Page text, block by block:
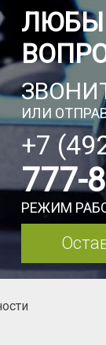
ИЛИ
+7
777-
РЕЖИМ